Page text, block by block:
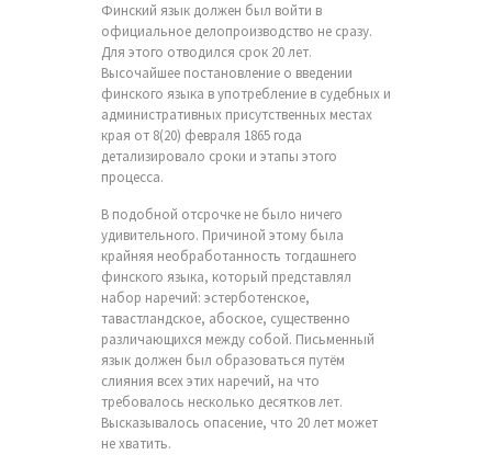
Финский язык должен был войти в
официальное делопроизводство не сразу.
Для этого отводился срок 20 лет.
Высочайшее постановление о введении
финского языка в употребление в судебных и
административных присутственных местах
края от 8(20) февраля 1865 года
детализировало сроки и этапы этого
процесса.
В подобной отсрочке не было ничего
удивительного. Причиной этому была
крайняя необработанность тогдашнего
финского языка, который представлял
набор наречий: эстерботенское,
тавастландское, абоское, существенно
различающихся между собой. Письменный
язык должен был образоваться путём
слияния всех этих наречий, на что
требовалось несколько десятков лет.
Высказывалось опасение, что 20 лет может
не хватить.